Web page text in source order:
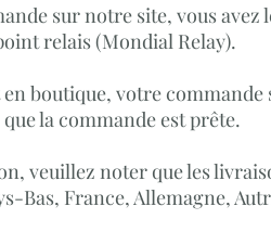
sur notre site, vous
relais (Mondial Relay).
boutique, votre
la commande est prête.
veuillez noter que les
Bas, France, Allemagne,